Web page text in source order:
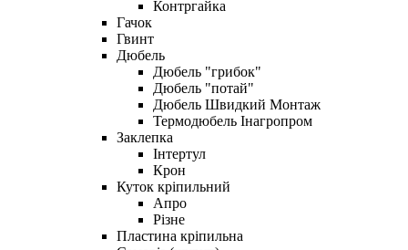
Контргайка
Гачок
Гвинт
Дюбель
Дюбель "грибок"
Дюбель "потай"
Дюбель Швидкий Монтаж
Термодюбель Інагропром
Заклепка
Інтертул
Крон
Куток кріпильний
Апро
Різне
Пластина кріпильна